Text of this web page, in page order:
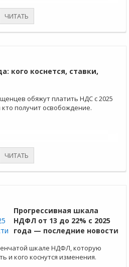
ЧИТАТЬ
кого коснется, ставки,
обяжут платить НДС с 2025
кто получит освобождение.
ЧИТАТЬ
Прогрессивная шкала
НДФЛ от 13 до 22% с 2025
года — последние новости
шкале НДФЛ, которую
и кого коснутся изменения.